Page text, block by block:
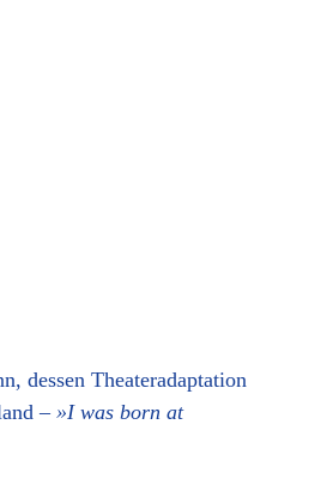
dessen Theateradaptation
– »I was born at